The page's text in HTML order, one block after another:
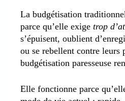
La budgétisation
parce qu’elle exige trop
s’épuisent, oublient
ou se rebellent contre leurs
budgétisation paresseuse
Elle fonctionne parce